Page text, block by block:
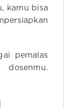
kamu bisa
pemalas